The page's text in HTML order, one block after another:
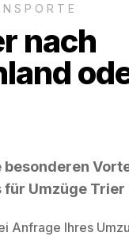
nach
besonderen
Umzüge Trier
Anfrage Ihres